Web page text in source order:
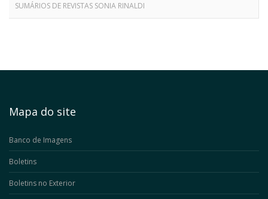
SUMÁRIOS DE REVISTAS SONIA RINALDI
Mapa do site
Banco de Imagens
Boletins
Boletins no Exterior